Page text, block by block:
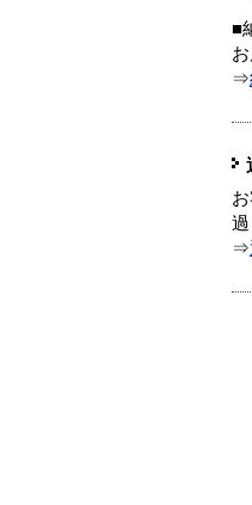
■
⇒
⇒